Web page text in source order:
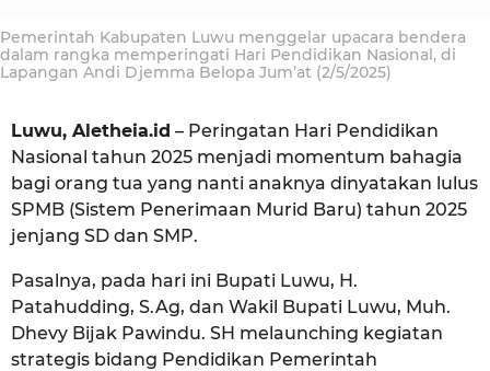
Pemerintah Kabupaten Luwu menggelar upacara bendera
dalam rangka memperingati Hari Pendidikan Nasional, di
Lapangan Andi Djemma Belopa Jum’at (2/5/2025)
Luwu, Aletheia.id – Peringatan Hari Pendidikan
Nasional tahun 2025 menjadi momentum bahagia
bagi orang tua yang nanti anaknya dinyatakan lulus
SPMB (Sistem Penerimaan Murid Baru) tahun 2025
jenjang SD dan SMP.
Pasalnya, pada hari ini Bupati Luwu, H.
Patahudding, S.Ag, dan Wakil Bupati Luwu, Muh.
Dhevy Bijak Pawindu. SH melaunching kegiatan
strategis bidang Pendidikan Pemerintah